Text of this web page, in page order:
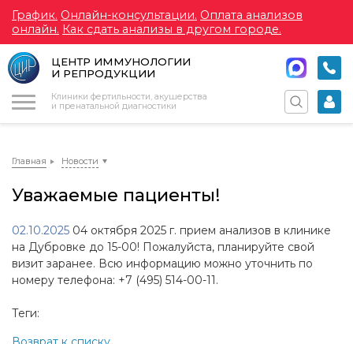
График. Онлайн-консультации. Оплата анализов
онлайн. Как сдать анализы в другом городе.
ЦЕНТР ИММУНОЛОГИИ
И РЕПРОДУКЦИИ
Клиники фертильности, акушерства
и пренатальной диагностики
Главная Новости
Уважаемые пациенты!
02.10.2025 04 октября 2025 г. прием анализов в клинике
на Дубровке до 15-00! Пожалуйста, планируйте свой
визит заранее. Всю информацию можно уточнить по
номеру телефона: +7 (495) 514-00-11.
Теги: